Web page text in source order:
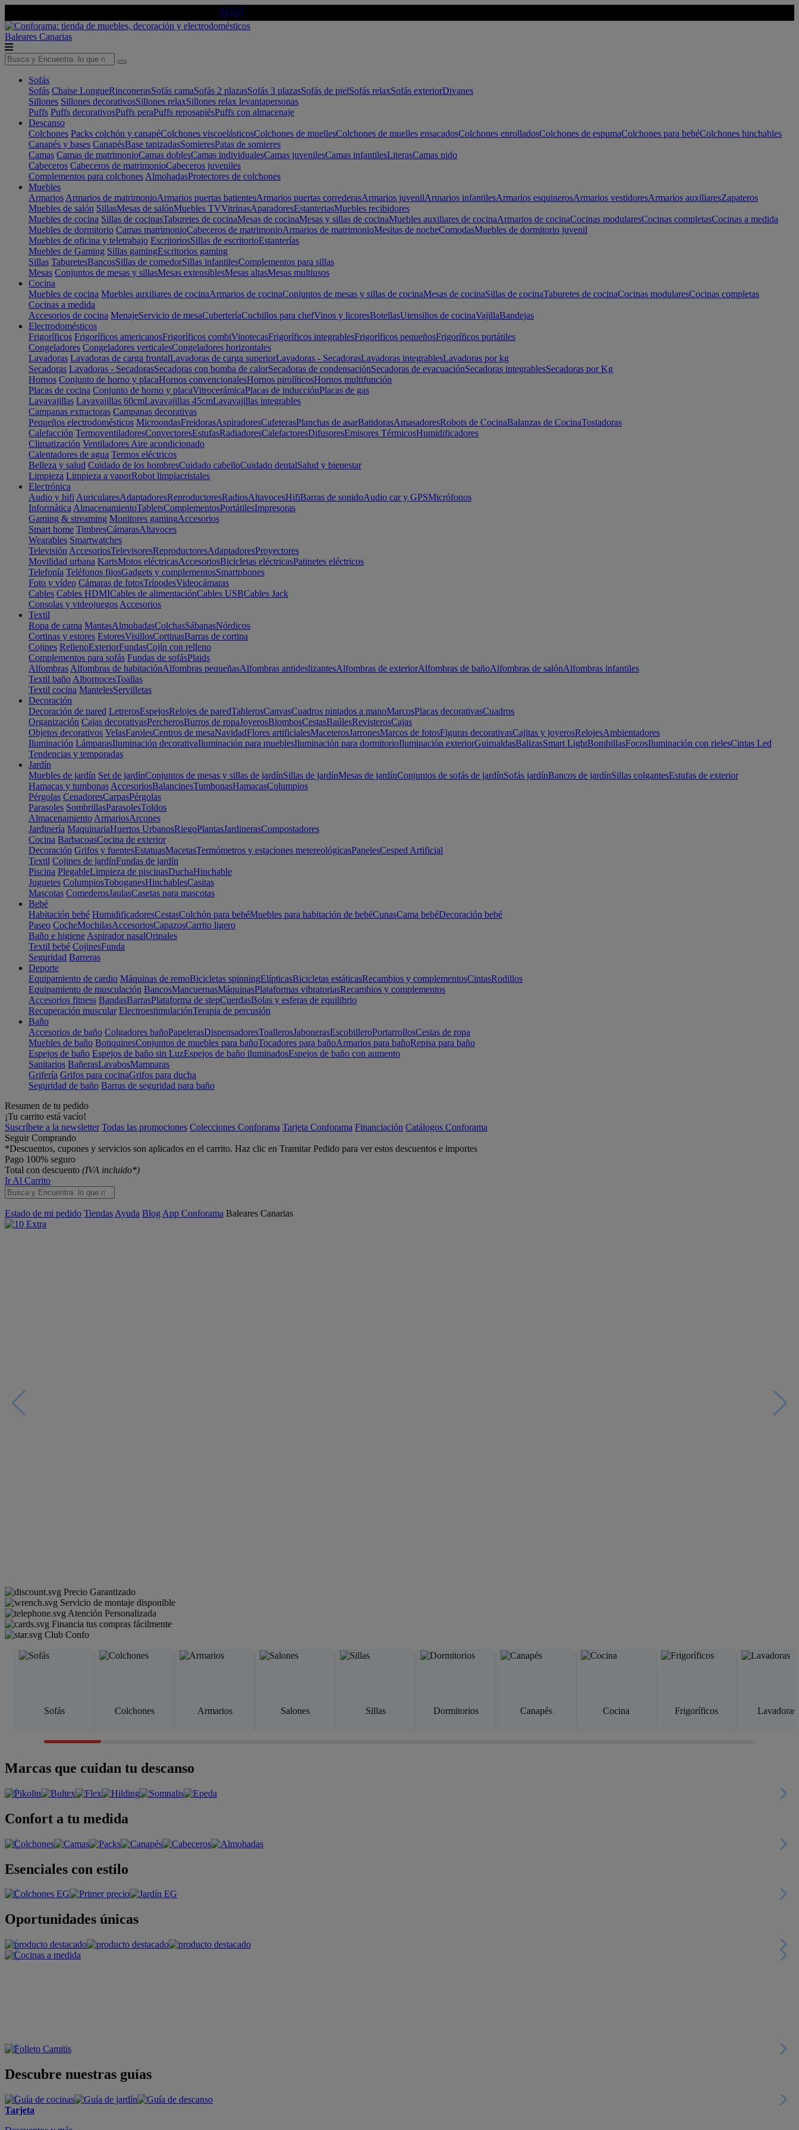
AQUÍ
Baleares Canarias
Sofás
Sofás Chaise LongueRinconerasSofás camaSofás 2 plazasSofás 3 plazasSofás de pielSofás relaxSofás exteriorDivanes
Sillones Sillones decorativosSillones relaxSillones relax levantapersonas
Puffs Puffs decorativosPuffs peraPuffs reposapiésPuffs con almacenaje
Descanso
Colchones Packs colchón y canapéColchones viscoelásticosColchones de muellesColchones de muelles ensacadosColchones enrolladosColchones de espumaColchones para bebéColchones hinchables
Canapés y bases CanapésBase tapizadasSomieresPatas de somieres
Camas Camas de matrimonioCamas doblesCamas individualesCamas juvenilesCamas infantilesLiterasCamas nido
Cabeceros Cabeceros de matrimonioCabeceros juveniles
Complementos para colchones AlmohadasProtectores de colchones
Muebles
Armarios Armarios de matrimonioArmarios puertas batientesArmarios puertas correderasArmarios juvenilArmarios infantilesArmarios esquinerosArmarios vestidoresArmarios auxiliaresZapateros
Muebles de salón SillasMesas de salónMuebles TVVitrinasAparadoresEstanteriasMuebles recibidores
Muebles de cocina Sillas de cocinasTaburetes de cocinaMesas de cocinaMesas y sillas de cocinaMuebles auxiliares de cocinaArmarios de cocinaCocinas modularesCocinas completasCocinas a medida
Muebles de dormitorio Camas matrimonioCabeceros de matrimonioArmarios de matrimonioMesitas de nocheComodasMuebles de dormitorio juvenil
Muebles de oficina y teletrabajo EscritoriosSillas de escritorioEstanterías
Muebles de Gaming Sillas gamingEscritorios gaming
Sillas TaburetesBancosSillas de comedorSillas infantilesComplementos para sillas
Mesas Conjuntos de mesas y sillasMesas extensiblesMesas altasMesas multiusos
Cocina
Muebles de cocina Muebles auxiliares de cocinaArmarios de cocinaConjuntos de mesas y sillas de cocinaMesas de cocinaSillas de cocinaTaburetes de cocinaCocinas modularesCocinas completas
Cocinas a medida
Accesorios de cocina MenajeServicio de mesaCuberteríaCuchillos para chefVinos y licoresBotellasUtensilios de cocinaVajillaBandejas
Electrodomésticos
Frigoríficos Frigoríficos americanosFrigoríficos combiVinotecasFrigoríficos integrablesFrigoríficos pequeñosFrigoríficos portátiles
Congeladores Congeladores verticalesCongeladores horizontales
Lavadoras Lavadoras de carga frontalLavadoras de carga superiorLavadoras - SecadorasLavadoras integrablesLavadoras por kg
Secadoras Lavadoras - SecadorasSecadoras con bomba de calorSecadoras de condensaciónSecadoras de evacuaciónSecadoras integrablesSecadoras por Kg
Hornos Conjunto de horno y placaHornos convencionalesHornos pirolíticosHornos multifunción
Placas de cocina Conjunto de horno y placaVitrocerámicaPlacas de inducciónPlacas de gas
Lavavajillas Lavavajillas 60cmLavavajillas 45cmLavavajillas integrables
Campanas extractoras Campanas decorativas
Pequeños electrodomésticos MicroondasFreidorasAspiradoresCafeterasPlanchas de asarBatidorasAmasadoresRobots de CocinaBalanzas de CocinaTostadoras
Calefacción TermoventiladoresConvectoresEstufasRadiadoresCalefactoresDifusoresEmisores TérmicosHumidificadores
Climatización Ventiladores Aire acondicionado
Calentadores de agua Termos eléctricos
Belleza y salud Cuidado de los hombresCuidado cabelloCuidado dentalSalud y bienestar
Limpieza Limpieza a vaporRobot limpiacristales
Electrónica
Audio y hifi AuricularesAdaptadoresReproductoresRadiosAltavocesHifiBarras de sonidoAudio car y GPSMicrófonos
Informática AlmacenamientoTabletsComplementosPortátilesImpresoras
Gaming & streaming Monitores gamingAccesorios
Smart home TimbresCámarasAltavoces
Wearables Smartwatches
Televisión AccesoriosTelevisoresReproductoresAdaptadoresProyectores
Movilidad urbana KartsMotos eléctricasAccesoriosBicicletas eléctricasPatinetes eléctricos
Telefonía Teléfonos fijosGadgets y complementosSmartphones
Foto y vídeo Cámaras de fotosTrípodesVideocámaras
Cables Cables HDMICables de alimentaciónCables USBCables Jack
Consolas y videojuegos Accesorios
Textil
Ropa de cama MantasAlmohadasColchasSábanasNórdicos
Cortinas y estores EstoresVisillosCortinasBarras de cortina
Cojines RellenoExteriorFundasCojín con relleno
Complementos para sofás Fundas de sofásPlaids
Alfombras Alfombras de habitaciónAlfombras pequeñasAlfombras antideslizantesAlfombras de exteriorAlfombras de bañoAlfombras de salónAlfombras infantiles
Textil baño AlbornocesToallas
Textil cocina MantelesServilletas
Decoración
Decoración de pared LetrerosEspejosRelojes de paredTablerosCanvasCuadros pintados a manoMarcosPlacas decorativasCuadros
Organización Cajas decorativasPercherosBurros de ropaJoyerosBiombosCestasBaúlesRevisterosCajas
Objetos decorativos VelasFarolesCentros de mesaNavidadFlores artificialesMaceterosJarronesMarcos de fotosFiguras decorativasCajitas y joyerosRelojesAmbientadores
Iluminación LámparasIluminación decorativaIluminación para mueblesIluminación para dormitorioIluminación exteriorGuirnaldasBalizasSmart LightBombillasFocosIluminación con rielesCintas Led
Tendencias y temporadas
Jardín
Muebles de jardín Set de jardínConjuntos de mesas y sillas de jardínSillas de jardínMesas de jardínConjuntos de sofás de jardínSofás jardínBancos de jardínSillas colgantesEstufas de exterior
Hamacas y tumbonas AccesoriosBalancinesTumbonasHamacasColumpios
Pérgolas CenadoresCarpasPérgolas
Parasoles SombrillasParasolesToldos
Almacenamiento ArmariosArcones
Jardinería MaquinariaHuertos UrbanosRiegoPlantasJardinerasCompostadores
Cocina BarbacoasCocina de exterior
Decoración Grifos y fuentesEstatuasMacetasTermómetros y estaciones metereológicasPanelesCesped Artificial
Textil Cojines de jardínFundas de jardín
Piscina PlegableLimpieza de piscinasDuchaHinchable
Juguetes ColumpiosToboganesHinchablesCasitas
Mascotas ComederosJaulasCasetas para mascotas
Bebé
Habitación bebé HumidificadoresCestasColchón para bebéMuebles para habitación de bebéCunasCama bebéDecoración bebé
Paseo CocheMochilasAccesoriosCapazosCarrito ligero
Baño e higiene Aspirador nasalOrinales
Textil bebé CojinesFunda
Seguridad Barreras
Deporte
Equipamiento de cardio Máquinas de remoBicicletas spinningElípticasBicicletas estáticasRecambios y complementosCintasRodillos
Equipamiento de musculación BancosMancuernasMáquinasPlataformas vibratoriasRecambios y complementos
Accesorios fitness BandasBarrasPlataforma de stepCuerdasBolas y esferas de equilibrio
Recuperación muscular ElectroestimulaciónTerapia de percusión
Baño
Accesorios de baño Colgadores bañoPapelerasDispensadoresToallerosJabonerasEscobilleroPortarrollosCestas de ropa
Muebles de baño BotiquinesConjuntos de muebles para bañoTocadores para bañoArmarios para bañoRepisa para baño
Espejos de baño Espejos de baño sin LuzEspejos de baño iluminadosEspejos de baño con aumento
Sanitarios BañerasLavabosMamparas
Grifería Grifos para cocinaGrifos para ducha
Seguridad de baño Barras de seguridad para baño
Resumen de tu pedido
¡Tu carrito está vacío!
Suscríbete a la newsletter Todas las promociones Colecciones Conforama Tarjeta Conforama Financiación Catálogos Conforama
Seguir Comprando
*Descuentos, cupones y servicios son aplicados en el carrito. Haz clic en Tramitar Pedido para ver estos descuentos e importes
Pago 100% seguro
Total con descuento (IVA incluido*)
Ir Al Carrito
Estado de mi pedido Tiendas Ayuda Blog App Conforama Baleares Canarias
Precio Garantizado
Servicio de montaje disponible
Atención Personalizada
Financia tus compras fácilmente
Club Confo
Sofás Colchones Armarios Salones Sillas Dormitorios Canapés Cocina Frigoríficos Lavadoras
Marcas que cuidan tu descanso
Confort a tu medida
Esenciales con estilo
Oportunidades únicas
Descubre nuestras guías
Tarjeta